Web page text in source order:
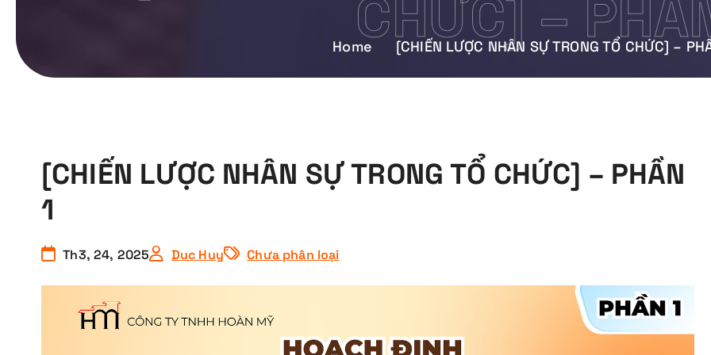
CHỨC] –
Home [CHIẾN LƯỢC NHÂN SỰ TRONG TỔ CHỨC] –
[CHIẾN LƯỢC NHÂN SỰ TRONG TỔ CHỨC] – PHẦN
1
Th3, 24, 2025 Duc Huy Chưa phân loại